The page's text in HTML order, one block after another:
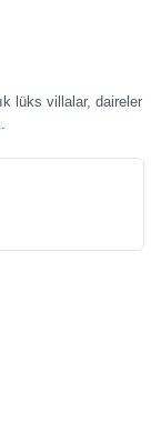
lüks villalar, daireler